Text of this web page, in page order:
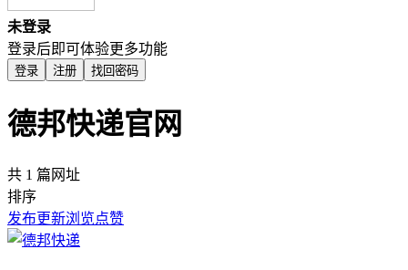
未登录
登录后即可体验更多功能
登录 注册 找回密码
德邦快递官网
共 1 篇网址
排序
发布更新浏览点赞